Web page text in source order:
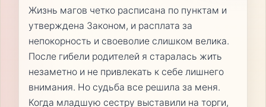
Жизнь магов четко расписана по пунктам и
утверждена Законом, и расплата за
непокорность и своеволие слишком велика.
После гибели родителей я старалась жить
незаметно и не привлекать к себе лишнего
внимания. Но судьба все решила за меня.
Когда младшую сестру выставили на торги,